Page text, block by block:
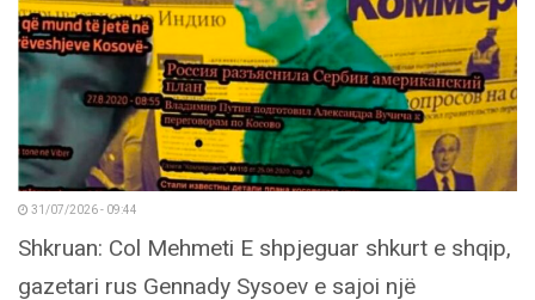
31/07/2026 - 09:44
Shkruan: Col Mehmeti E shpjeguar shkurt e shqip,
gazetari rus Gennady Sysoev e sajoi një